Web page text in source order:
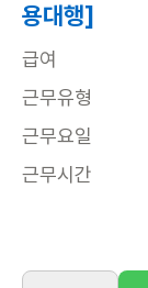
용대행]
급여
근무유형
근무요일
근무시간